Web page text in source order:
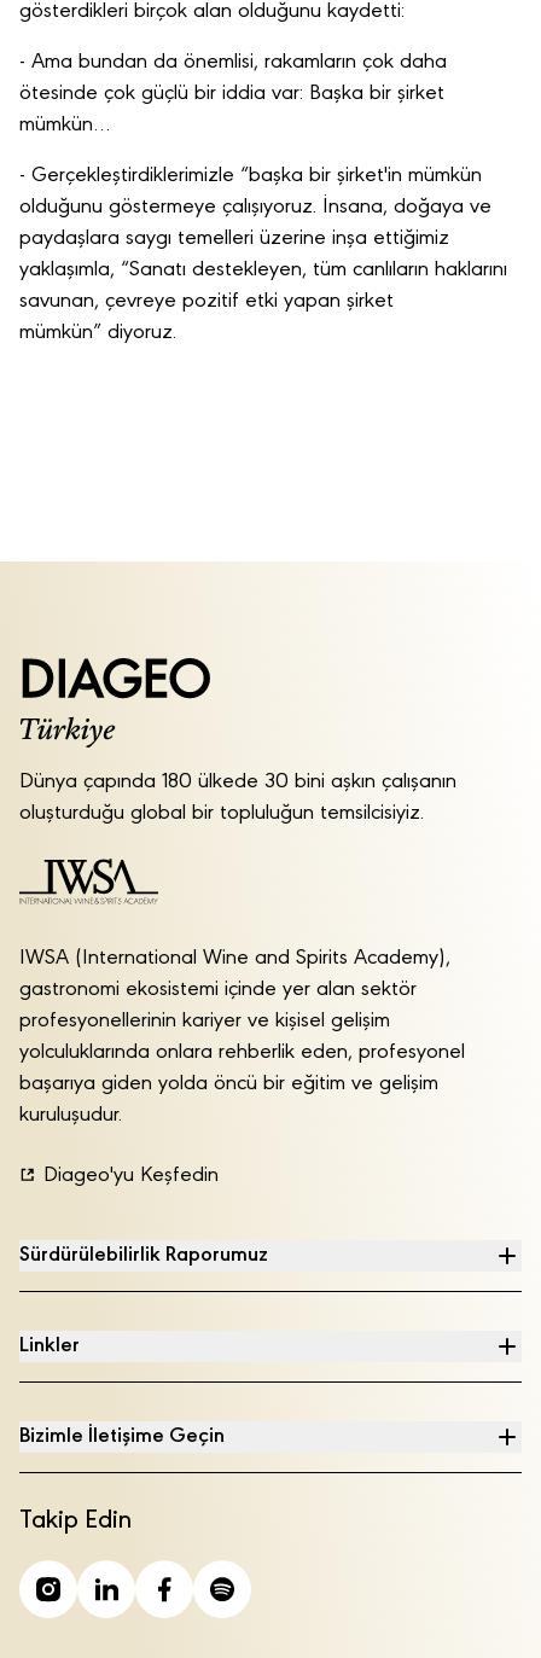
gösterdikleri birçok alan olduğunu kaydetti:
- Ama bundan da önemlisi, rakamların çok daha
ötesinde çok güçlü bir iddia var: Başka bir şirket
mümkün…
- Gerçekleştirdiklerimizle “başka bir şirket'in mümkün
olduğunu göstermeye çalışıyoruz. İnsana, doğaya ve
paydaşlara saygı temelleri üzerine inşa ettiğimiz
yaklaşımla, “Sanatı destekleyen, tüm canlıların haklarını
savunan, çevreye pozitif etki yapan şirket
mümkün” diyoruz.
Dünya çapında 180 ülkede 30 bini aşkın çalışanın
oluşturduğu global bir topluluğun temsilcisiyiz.
IWSA (International Wine and Spirits Academy),
gastronomi ekosistemi içinde yer alan sektör
profesyonellerinin kariyer ve kişisel gelişim
yolculuklarında onlara rehberlik eden, profesyonel
başarıya giden yolda öncü bir eğitim ve gelişim
kuruluşudur.
Diageo'yu Keşfedin
Sürdürülebilirlik Raporumuz
Linkler
Bizimle İletişime Geçin
Takip Edin